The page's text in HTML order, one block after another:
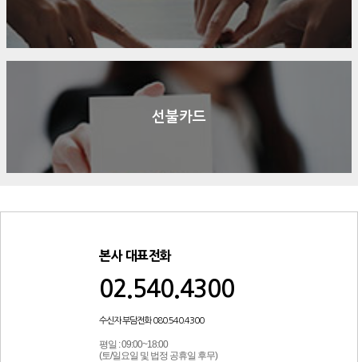
선불카드
본사 대표전화
02.540.4300
수신자 부담전화 080.540.4300
평일 : 09:00~18:00
(토/일요일 및 법정 공휴일 후무)